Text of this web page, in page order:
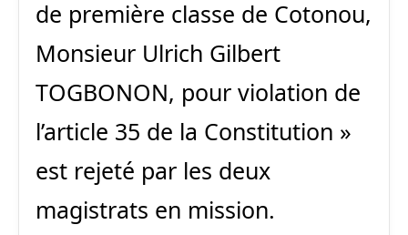
de première classe de Cotonou,
Monsieur Ulrich Gilbert
TOGBONON, pour violation de
l’article 35 de la Constitution »
est rejeté par les deux
magistrats en mission.